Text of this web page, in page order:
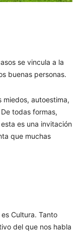
se vincula a la
buenas personas.
miedos, autoestima,
todas formas,
es una invitación
que muchas
Cultura. Tanto
del que nos habla